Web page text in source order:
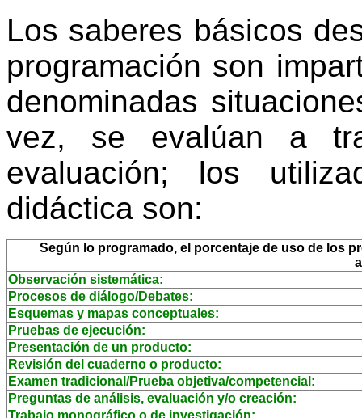
Los saberes básicos
programación son
denominadas
vez, se evalúan a
evaluación; los
didáctica son:
Según lo programado, el porcentaje de uso de los
Observación sistemática:
Procesos de diálogo/Debates:
Esquemas y mapas conceptuales:
Pruebas de ejecución:
Presentación de un producto:
Revisión del cuaderno o producto:
Examen tradicional/Prueba objetiva/competencial:
Preguntas de análisis, evaluación y/o creación:
Trabajo monográfico o de investigación: